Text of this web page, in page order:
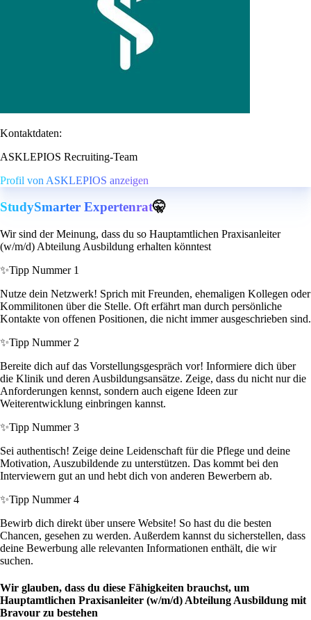
Kontaktdaten:
ASKLEPIOS Recruiting-Team
Profil von ASKLEPIOS anzeigen
StudySmarter Expertenrat🤫
Wir sind der Meinung, dass du so Hauptamtlichen Praxisanleiter
(w/m/d) Abteilung Ausbildung erhalten könntest
✨Tipp Nummer 1
Nutze dein Netzwerk! Sprich mit Freunden, ehemaligen Kollegen oder
Kommilitonen über die Stelle. Oft erfährt man durch persönliche
Kontakte von offenen Positionen, die nicht immer ausgeschrieben sind.
✨Tipp Nummer 2
Bereite dich auf das Vorstellungsgespräch vor! Informiere dich über
die Klinik und deren Ausbildungsansätze. Zeige, dass du nicht nur die
Anforderungen kennst, sondern auch eigene Ideen zur
Weiterentwicklung einbringen kannst.
✨Tipp Nummer 3
Sei authentisch! Zeige deine Leidenschaft für die Pflege und deine
Motivation, Auszubildende zu unterstützen. Das kommt bei den
Interviewern gut an und hebt dich von anderen Bewerbern ab.
✨Tipp Nummer 4
Bewirb dich direkt über unsere Website! So hast du die besten
Chancen, gesehen zu werden. Außerdem kannst du sicherstellen, dass
deine Bewerbung alle relevanten Informationen enthält, die wir
suchen.
Wir glauben, dass du diese Fähigkeiten brauchst, um
Hauptamtlichen Praxisanleiter (w/m/d) Abteilung Ausbildung mit
Bravour zu bestehen